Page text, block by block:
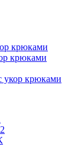
крюками
крюками
укор крюками